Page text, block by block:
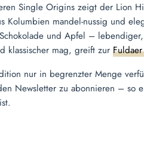
Single Origins zeigt der Lion
Kolumbien mandel-nussig und
und Apfel –
klassischer mag, greift zur
nur in begrenzter Menge
Newsletter zu abonnieren – so